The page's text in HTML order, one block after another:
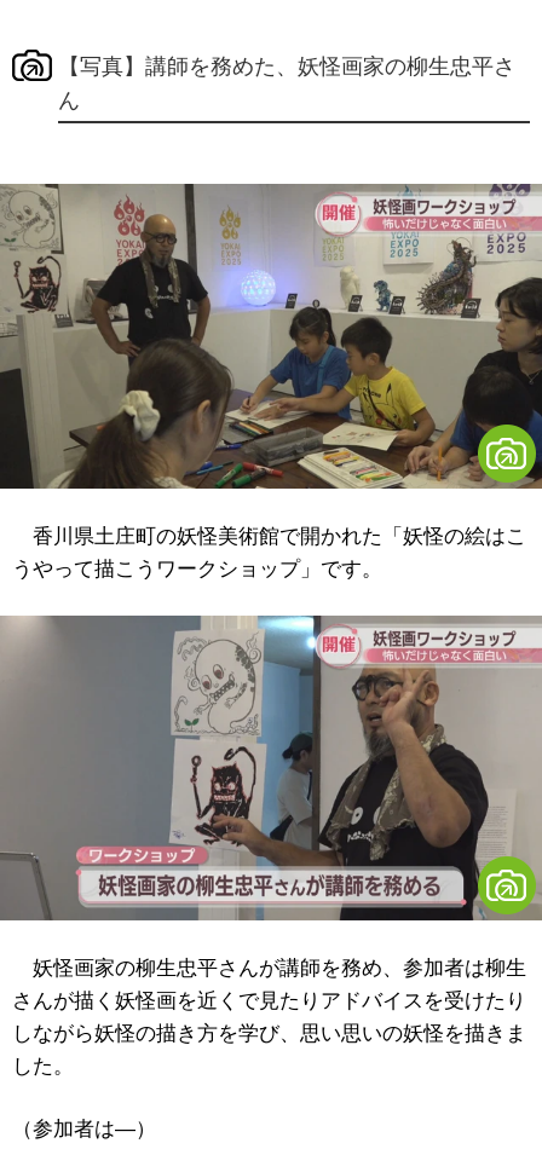
【写真】講師を務めた、妖怪画家の柳生忠平さ
ん
香川県土庄町の妖怪美術館で開かれた「妖怪の絵はこ
うやって描こうワークショップ」です。
妖怪画家の柳生忠平さんが講師を務め、参加者は柳生
さんが描く妖怪画を近くで見たりアドバイスを受けたり
しながら妖怪の描き方を学び、思い思いの妖怪を描きま
した。
（参加者は―）